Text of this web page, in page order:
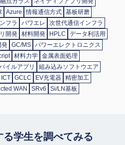
Azure 情報通信方式 基板研磨
フラ パワエレ
次世代通信インフラ
開発 材料開発 HPLC
データ利活用
発 GC/MS パワーエレクトロニクス
材料力学 金属表面処理
イルアプリ
組み込みソフトウエア
ICT GCLC EV充電器 精密加工
WAN SRv6 Si/LN基板
る学生を調べてみる